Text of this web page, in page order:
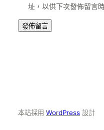
址，以供下次發佈留言
本站採用 WordPress 設計